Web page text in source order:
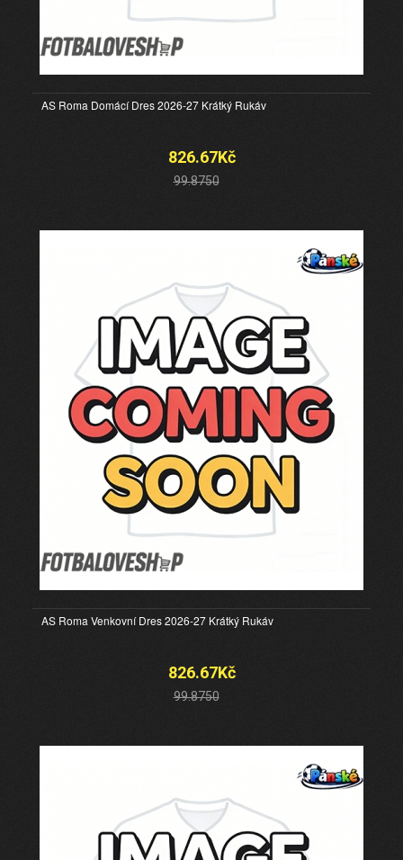
AS Roma Domácí Dres 2026-27 Krátký Rukáv
826.67Kč
99.8750
AS Roma Venkovní Dres 2026-27 Krátký Rukáv
826.67Kč
99.8750